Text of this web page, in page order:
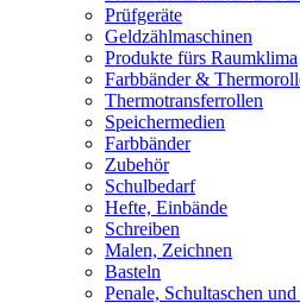
Prüfgeräte
Geldzählmaschinen
Produkte fürs Raumklima
Farbbänder &
Thermotransferrollen
Speichermedien
Farbbänder
Zubehör
Schulbedarf
Hefte, Einbände
Schreiben
Malen, Zeichnen
Basteln
Penale, Schultaschen